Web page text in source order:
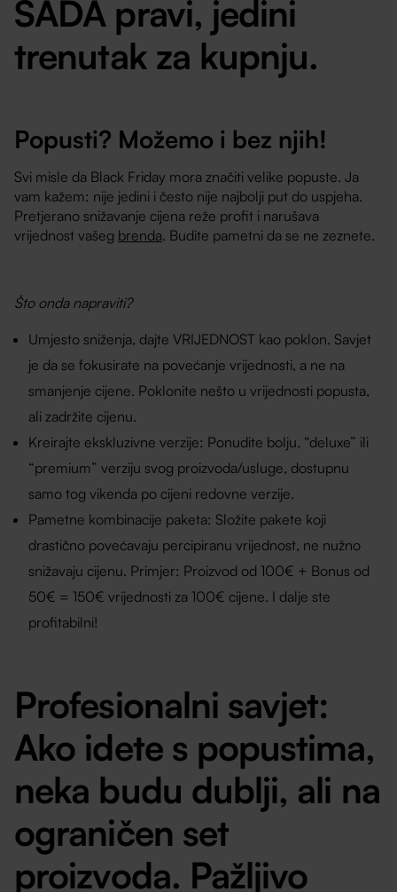
SADA pravi, jedini
trenutak za kupnju.
Popusti? Možemo i bez njih!
Svi misle da Black Friday mora značiti velike popuste. Ja
vam kažem: nije jedini i često nije najbolji put do uspjeha.
Pretjerano snižavanje cijena reže profit i narušava
vrijednost vašeg brenda. Budite pametni da se ne zeznete.
Što onda napraviti?
Umjesto sniženja, dajte VRIJEDNOST kao poklon. Savjet
je da se fokusirate na povećanje vrijednosti, a ne na
smanjenje cijene. Poklonite nešto u vrijednosti popusta,
ali zadržite cijenu.
Kreirajte ekskluzivne verzije: Ponudite bolju, “deluxe” ili
“premium” verziju svog proizvoda/usluge, dostupnu
samo tog vikenda po cijeni redovne verzije.
Pametne kombinacije paketa: Složite pakete koji
drastično povećavaju percipiranu vrijednost, ne nužno
snižavaju cijenu. Primjer: Proizvod od 100€ + Bonus od
50€ = 150€ vrijednosti za 100€ cijene. I dalje ste
profitabilni!
Profesionalni savjet:
Ako idete s popustima,
neka budu dublji, ali na
ograničen set
proizvoda. Pažljivo